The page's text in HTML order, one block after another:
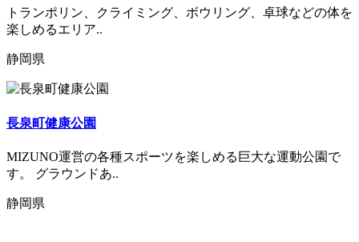
トランポリン、クライミング、ボウリング、卓球などの体を
楽しめるエリア..
静岡県
長泉町健康公園
MIZUNO運営の各種スポーツを楽しめる巨大な運動公園で
す。 グラウンドあ..
静岡県